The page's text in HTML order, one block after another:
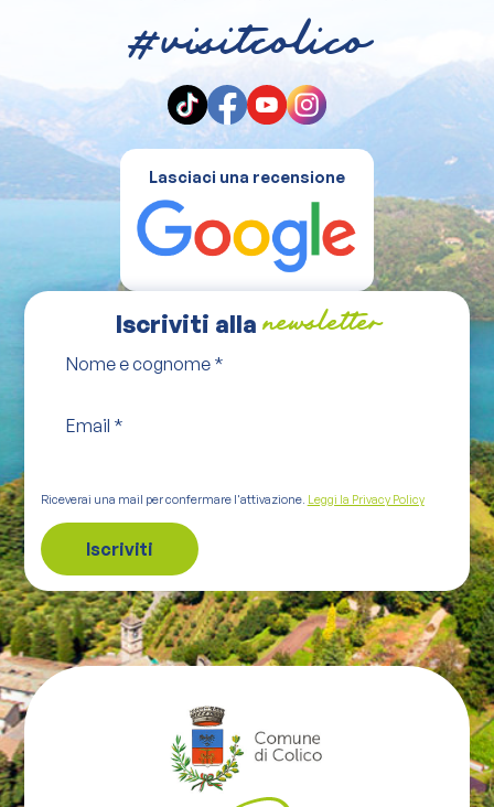
#visitcolico
Lasciaci una recensione
Iscriviti alla newsletter
Nome e cognome *
Email *
Riceverai una mail per confermare l'attivazione. Leggi la Privacy Policy